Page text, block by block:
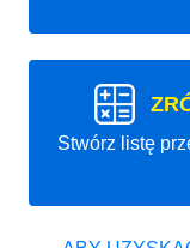
Stwórz listę